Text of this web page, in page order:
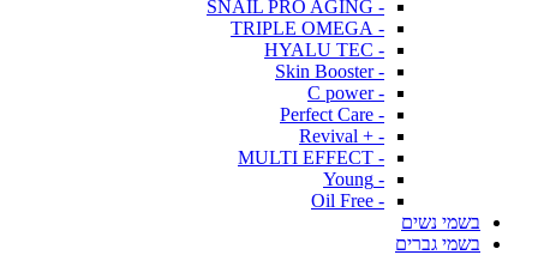
- SNAIL PRO AGING
- TRIPLE OMEGA
- HYALU TEC
- Skin Booster
- C power
- Perfect Care
- + Revival
- MULTI EFFECT
- Young
- Oil Free
בשמי נשים
בשמי גברים